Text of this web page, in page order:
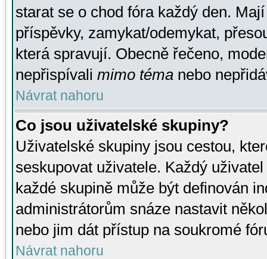
starat se o chod fóra každý den.
příspěvky, zamykat/odemykat,
která spravují. Obecně řečeno,
nepřispívali mimo téma nebo
Návrat nahoru
Co jsou uživatelské skupiny?
Uživatelské skupiny jsou cestou,
seskupovat uživatele. Každý
každé skupině může být definován
administrátorům snáze nastavit
nebo jim dát přístup na soukromé
Návrat nahoru